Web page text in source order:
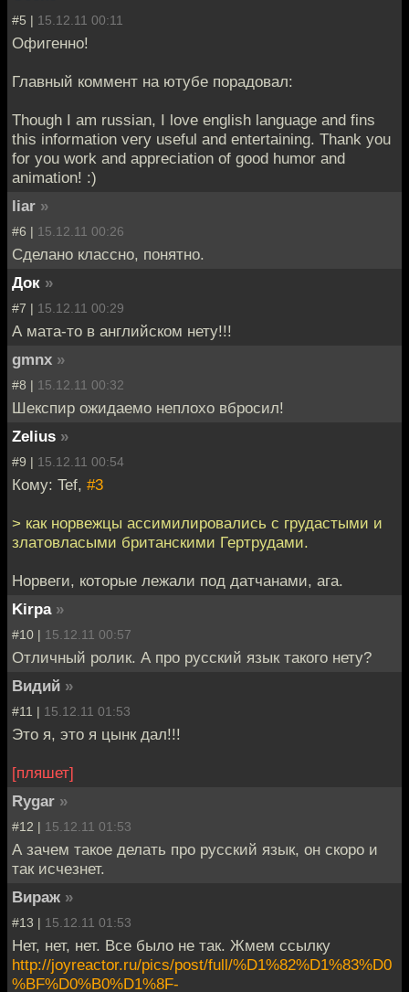
#5 | 15.12.11 00:11
Офигенно!
Главный коммент на ютубе порадовал:
Though I am russian, I love english language and fins
this information very useful and entertaining. Thank you
for you work and appreciation of good humor and
animation! :)
liar »
#6 | 15.12.11 00:26
Сделано классно, понятно.
Док »
#7 | 15.12.11 00:29
А мата-то в английском нету!!!
gmnx »
#8 | 15.12.11 00:32
Шекспир ожидаемо неплохо вбросил!
Zelius »
#9 | 15.12.11 00:54
Кому: Tef, #3
> как норвежцы ассимилировались с грудастыми и
златовласыми британскими Гертрудами.
Норвеги, которые лежали под датчанами, ага.
Kirpa »
#10 | 15.12.11 00:57
Отличный ролик. А про русский язык такого нету?
Видий »
#11 | 15.12.11 01:53
Это я, это я цынк дал!!!
[пляшет]
Rygar »
#12 | 15.12.11 01:53
А зачем такое делать про русский язык, он скоро и
так исчезнет.
Вираж »
#13 | 15.12.11 01:53
Нет, нет, нет. Все было не так. Жмем ссылку
http://joyreactor.ru/pics/post/full/%D1%82%D1%83%D0
%BF%D0%B0%D1%8F-